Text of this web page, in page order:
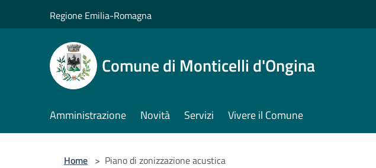
Regione Emilia-Romagna
Comune di Monticelli d'Ongina
Amministrazione Novità Servizi Vivere il Comune
Home > Piano di zonizzazione acustica